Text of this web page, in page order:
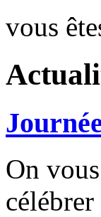
vous
On